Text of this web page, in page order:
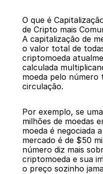
Voltar
O que é
de Cripto mais
A capitalização de
o valor total de
criptomoeda
calculada
moeda pelo número
circulação.
Por exemplo, se
milhões de moedas
moeda é negociada
mercado é de $50
número diz mais
criptomoeda e sua
o preço sozinho